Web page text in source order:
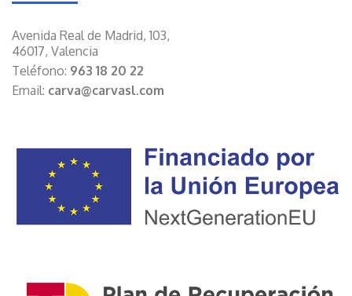
Avenida Real de Madrid, 103,
46017, Valencia
Teléfono: 963 18 20 22
Email: carva@carvasl.com